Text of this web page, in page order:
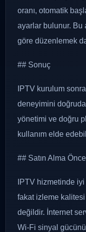
oranı, otomatik
ayarlar bulunur. Bu
göre düzenlemek
## Sonuç
IPTV kurulum
deneyimini
yönetimi ve doğru
kullanım elde
## Satın Alma
IPTV hizmetinde
fakat izleme kalitesi
değildir. İnternet
Wi-Fi sinyal